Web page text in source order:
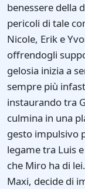
benessere della
pericoli di tale
Nicole, Erik e
offrendogli
gelosia inizia a
sempre più
instaurando tra
culmina in una
gesto impulsivo
legame tra Luis
che Miro ha di
Maxi, decide di